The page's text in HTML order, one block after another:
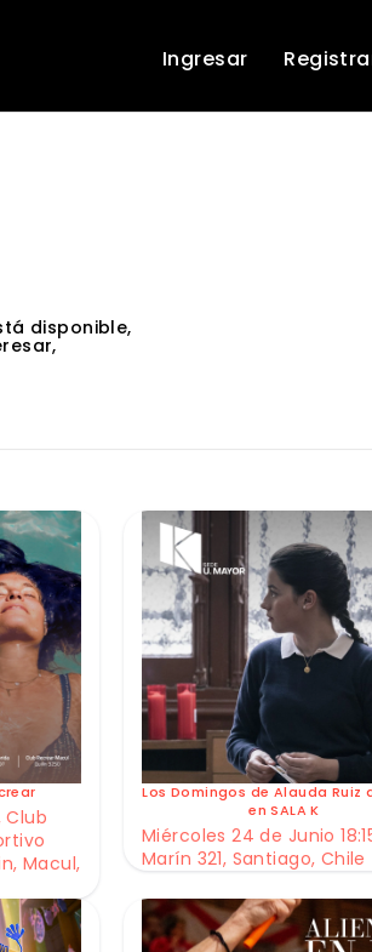
Ingresar
disponible,
Club
Macul,
Los Domingos de Alauda Ruiz
en SALA K
Miércoles 24 de Junio
Marín 321, Santiago, Chile